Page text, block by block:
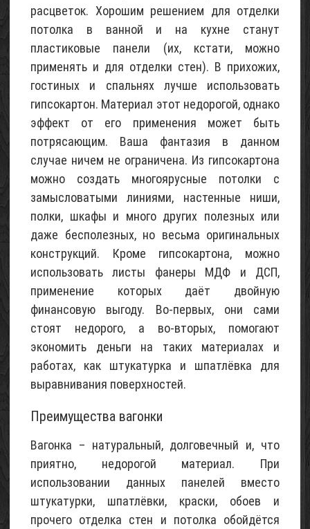
расцветок. Хорошим решением для отделки
потолка в ванной и на кухне станут
пластиковые панели (их, кстати, можно
применять и для отделки стен). В прихожих,
гостиных и спальнях лучше использовать
гипсокартон. Материал этот недорогой, однако
эффект от его применения может быть
потрясающим. Ваша фантазия в данном
случае ничем не ограничена. Из гипсокартона
можно создать многоярусные потолки с
замысловатыми линиями, настенные ниши,
полки, шкафы и много других полезных или
даже бесполезных, но весьма оригинальных
конструкций. Кроме гипсокартона, можно
использовать листы фанеры МДФ и ДСП,
применение которых даёт двойную
финансовую выгоду. Во-первых, они сами
стоят недорого, а во-вторых, помогают
экономить деньги на таких материалах и
работах, как штукатурка и шпатлёвка для
выравнивания поверхностей.
Преимущества вагонки
Вагонка – натуральный, долговечный и, что
приятно, недорогой материал. При
использовании данных панелей вместо
штукатурки, шпатлёвки, краски, обоев и
прочего отделка стен и потолка обойдётся
Май
2017
Щебень
известняковый
02
2015
Песок
строительный
02
2015